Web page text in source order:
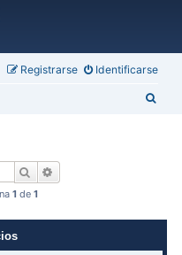
Identificarse
Registrarse
Buscar
1 de 1